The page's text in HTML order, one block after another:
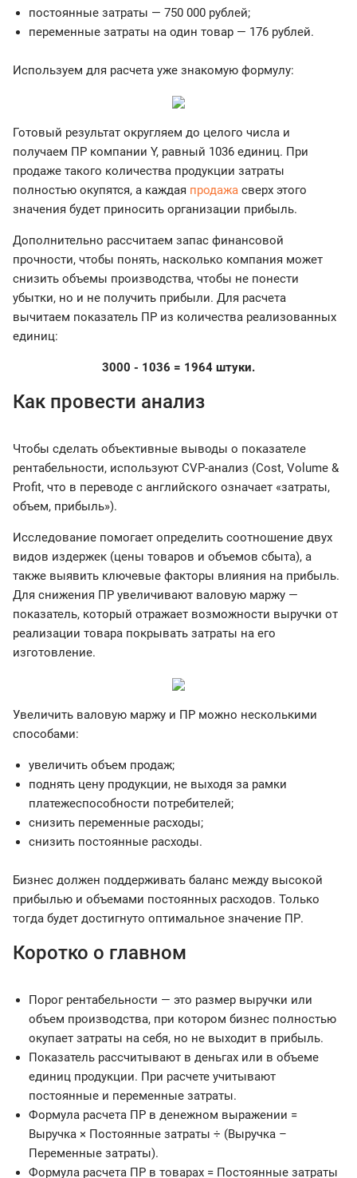
постоянные затраты — 750 000 рублей;
переменные затраты на один товар — 176 рублей.
Используем для расчета уже знакомую формулу:
Готовый результат округляем до целого числа и
получаем ПР компании Y, равный 1036 единиц. При
продаже такого количества продукции затраты
полностью окупятся, а каждая продажа сверх этого
значения будет приносить организации прибыль.
Дополнительно рассчитаем запас финансовой
прочности, чтобы понять, насколько компания может
снизить объемы производства, чтобы не понести
убытки, но и не получить прибыли. Для расчета
вычитаем показатель ПР из количества реализованных
единиц:
3000 - 1036 = 1964 штуки.
Как провести анализ
Чтобы сделать объективные выводы о показателе
рентабельности, используют CVP-анализ (Cost, Volume &
Profit, что в переводе с английского означает «затраты,
объем, прибыль»).
Исследование помогает определить соотношение двух
видов издержек (цены товаров и объемов сбыта), а
также выявить ключевые факторы влияния на прибыль.
Для снижения ПР увеличивают валовую маржу —
показатель, который отражает возможности выручки от
реализации товара покрывать затраты на его
изготовление.
Увеличить валовую маржу и ПР можно несколькими
способами:
увеличить объем продаж;
поднять цену продукции, не выходя за рамки
платежеспособности потребителей;
снизить переменные расходы;
снизить постоянные расходы.
Бизнес должен поддерживать баланс между высокой
прибылью и объемами постоянных расходов. Только
тогда будет достигнуто оптимальное значение ПР.
Коротко о главном
Порог рентабельности — это размер выручки или
объем производства, при котором бизнес полностью
окупает затраты на себя, но не выходит в прибыль.
Показатель рассчитывают в деньгах или в объеме
единиц продукции. При расчете учитывают
постоянные и переменные затраты.
Формула расчета ПР в денежном выражении =
Выручка × Постоянные затраты ÷ (Выручка –
Переменные затраты).
Формула расчета ПР в товарах = Постоянные затраты